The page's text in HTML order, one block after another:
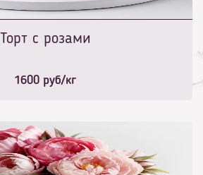
Торт с розами
1600 руб/кг